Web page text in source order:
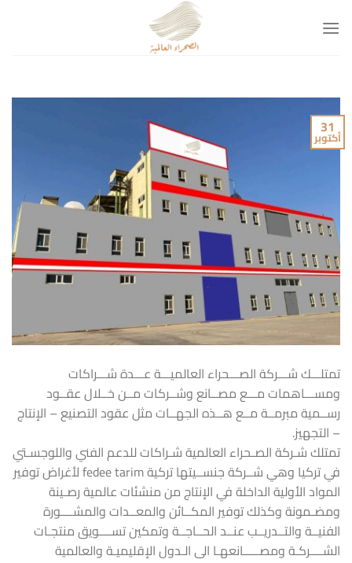
للمحتوى
31
أكتوبر
تمتلـــك شـــركة الصـــحراء العالميـــة عـــدة شـــراكات
ومســـاهمات مـــع مصــانع وشــركات مــن خــلال عقــود
رســمية مبرمــة مــع هــذه الجهــات مثل عقود التصنيع – الإنتاج
– التجهيز.
تمتلك شـركة الصـحراء العالمية شـراكات للدعم الفني واللوجسـتي
في تركيا وهي شــركة جنســيتها تركية fedee tarim لأغراض توفير
المواد الأولية الداخلة في الإنتاج من منشئات عالمية رصـينة
ومضـمونة وكذلك توفير المكــائن والمعــدات والمشــــورة
الفنيــة والتــدريــب عنــد الحــاجــة وتمكين تســــويق منتجـات
الشــــركـة ومصـــــانعهـا الى الـدول الإقليميـة والعالمية